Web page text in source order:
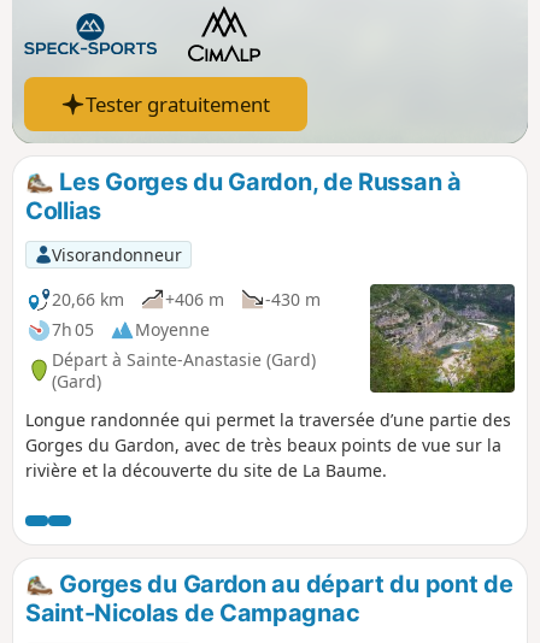
Tester gratuitement
Les Gorges du Gardon, de Russan à
Collias
Visorandonneur
20,66 km
+406 m
-430 m
7h 05
Moyenne
Départ à Sainte-Anastasie (Gard)
(Gard)
Longue randonnée qui permet la traversée d’une partie des
Gorges du Gardon, avec de très beaux points de vue sur la
rivière et la découverte du site de La Baume.
Gorges du Gardon au départ du pont de
Saint-Nicolas de Campagnac